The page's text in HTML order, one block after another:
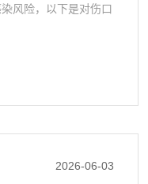
风险，以下是对伤口
2026-06-03